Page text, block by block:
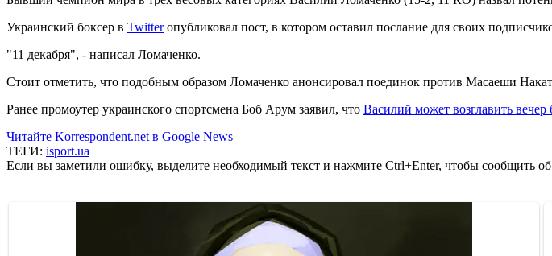
Украинский боксер в Twitterопубликовал пост, в котором оставил послание для своих
"11 декабря", - написал Ломаченко.
Стоит отметить, что подобным образом Ломаченко анонсировал поединок против Масаеши
Ранее промоутер украинского спортсмена Боб Арум заявил, что Василий может возглавить вечер
Читайте Korrespondent.net в Google News
ТЕГИ: isport.ua
Если вы заметили ошибку, выделите необходимый текст и нажмите Ctrl+Enter, чтобы сообщить